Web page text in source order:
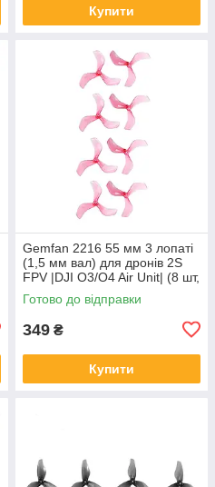
Купити
Gemfan 2216 55 мм 3 лопаті
(1,5 мм вал) для дронів 2S
FPV |DJI O3/O4 Air Unit| (8 шт,
Pink)
Готово до відправки
349 ₴
Купити